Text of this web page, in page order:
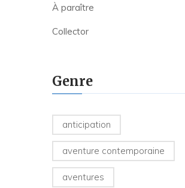
À paraître
Collector
Genre
anticipation
aventure contemporaine
aventures